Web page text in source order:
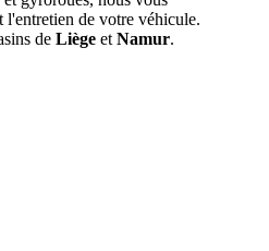
l'entretien de votre véhicule.
de Liège etNamur.